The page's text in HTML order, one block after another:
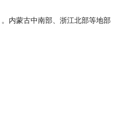
内蒙古中南部、浙江北部等地部